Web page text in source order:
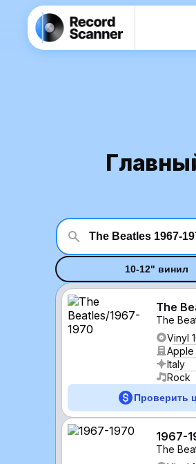
10-12" винил
The
The
Vinyl
Apple
Italy
Rock
Проверить
1967-
The